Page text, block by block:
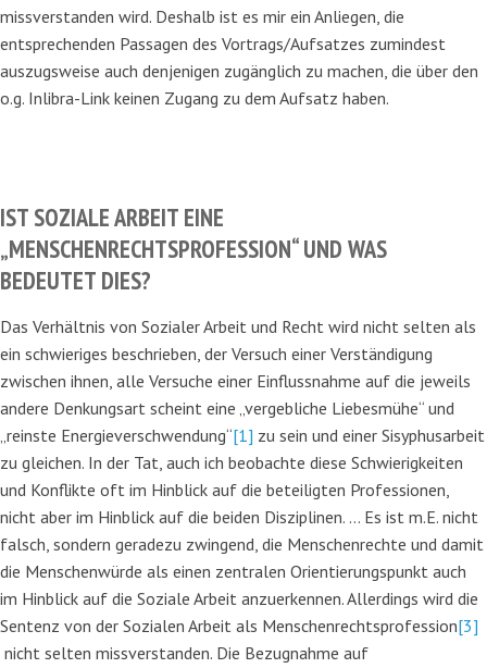
missverstanden wird. Deshalb ist es mir ein Anliegen, die
entsprechenden Passagen des Vortrags/Aufsatzes zumindest
auszugsweise auch denjenigen zugänglich zu machen, die über den
o.g. Inlibra-Link keinen Zugang zu dem Aufsatz haben.
IST SOZIALE ARBEIT EINE
„MENSCHENRECHTSPROFESSION“ UND WAS
BEDEUTET DIES?
Das Verhältnis von Sozialer Arbeit und Recht wird nicht selten als
ein schwieriges beschrieben, der Versuch einer Verständigung
zwischen ihnen, alle Versuche einer Einflussnahme auf die jeweils
andere Denkungsart scheint eine „vergebliche Liebesmühe“ und
„reinste Energieverschwendung“[1] zu sein und einer Sisyphusarbeit
zu gleichen. In der Tat, auch ich beobachte diese Schwierigkeiten
und Konflikte oft im Hinblick auf die beteiligten Professionen,
nicht aber im Hinblick auf die beiden Disziplinen. … Es ist m.E. nicht
falsch, sondern geradezu zwingend, die Menschenrechte und damit
die Menschenwürde als einen zentralen Orientierungspunkt auch
im Hinblick auf die Soziale Arbeit anzuerkennen. Allerdings wird die
Sentenz von der Sozialen Arbeit als Menschenrechtsprofession[3]
nicht selten missverstanden. Die Bezugnahme auf